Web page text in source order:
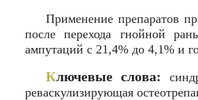
Применение препаратов
после перехода гнойной
ампутаций с 21,4% до 4,1% и
Ключевые слова:
реваскулизирующая